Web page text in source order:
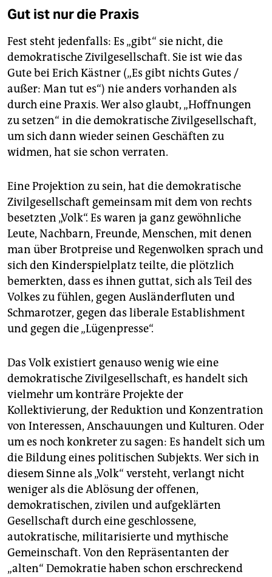
Gut ist nur die Praxis
Fest steht jedenfalls: Es „gibt“ sie nicht, die
demokratische Zivilgesellschaft. Sie ist wie das
Gute bei Erich Kästner („Es gibt nichts Gutes /
außer: Man tut es“) nie anders vorhanden als
durch eine Praxis. Wer also glaubt, „Hoffnungen
zu setzen“ in die demokratische Zivilgesellschaft,
um sich dann wieder seinen Geschäften zu
widmen, hat sie schon verraten.
Eine Projektion zu sein, hat die demokratische
Zivilgesellschaft gemeinsam mit dem von rechts
besetzten „Volk“. Es waren ja ganz gewöhnliche
Leute, Nachbarn, Freunde, Menschen, mit denen
man über Brotpreise und Regenwolken sprach und
sich den Kinderspielplatz teilte, die plötzlich
bemerkten, dass es ihnen guttat, sich als Teil des
Volkes zu fühlen, gegen Ausländerfluten und
Schmarotzer, gegen das liberale Establishment
und gegen die „Lügenpresse“.
Das Volk existiert genauso wenig wie eine
demokratische Zivilgesellschaft, es handelt sich
vielmehr um konträre Projekte der
Kollektivierung, der Reduktion und Konzentration
von Interessen, Anschauungen und Kulturen. Oder
um es noch konkreter zu sagen: Es handelt sich um
die Bildung eines politischen Subjekts. Wer sich in
diesem Sinne als „Volk“ versteht, verlangt nicht
weniger als die Ablösung der offenen,
demokratischen, zivilen und aufgeklärten
Gesellschaft durch eine geschlossene,
autokratische, militarisierte und mythische
Gemeinschaft. Von den Repräsentanten der
„alten“ Demokratie haben schon erschreckend